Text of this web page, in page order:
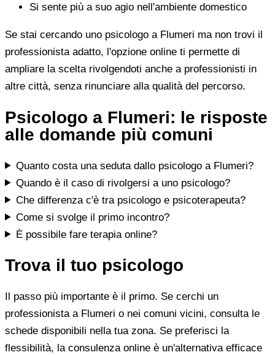
Si sente più a suo agio nell'ambiente domestico
Se stai cercando uno psicologo a Flumeri ma non trovi il
professionista adatto, l'opzione online ti permette di
ampliare la scelta rivolgendoti anche a professionisti in
altre città, senza rinunciare alla qualità del percorso.
Psicologo a Flumeri: le risposte
alle domande più comuni
Quanto costa una seduta dallo psicologo a Flumeri?
Quando è il caso di rivolgersi a uno psicologo?
Che differenza c'è tra psicologo e psicoterapeuta?
Come si svolge il primo incontro?
È possibile fare terapia online?
Trova il tuo psicologo
Il passo più importante è il primo. Se cerchi un
professionista a Flumeri o nei comuni vicini, consulta le
schede disponibili nella tua zona. Se preferisci la
flessibilità, la consulenza online è un'alternativa efficace